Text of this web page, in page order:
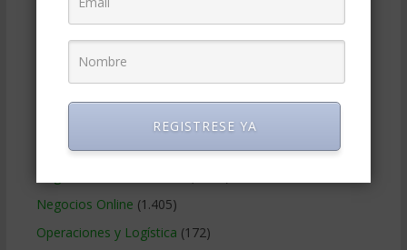
Gerencia social y ambiental
(125)
(247)
Métodos Gerenciales(280)
Negocios Online (1.405)
Operaciones y Logística (172)
REGISTRESE YA